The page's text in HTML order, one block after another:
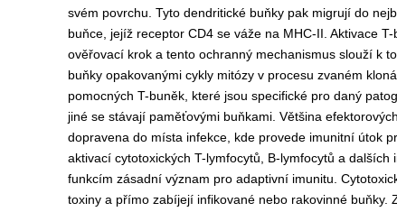
svém povrchu. Tyto dendritické buňky pak migrují do
buňce, jejíž receptor CD4 se váže na MHC-II. Aktivace
ověřovací krok a tento ochranný mechanismus slouží k
buňky opakovanými cykly mitózy v procesu zvaném
pomocných T-buněk, které jsou specifické pro daný
jiné se stávají paměťovými buňkami. Většina
dopravena do místa infekce, kde provede imunitní útok
aktivací cytotoxických T-lymfocytů, B-lymfocytů a
funkcím zásadní význam pro adaptivní imunitu.
toxiny a přímo zabíjejí infikované nebo rakovinné